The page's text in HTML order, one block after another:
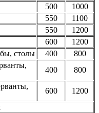
500
1000
550
1100
550
1200
600
1200
столы
400
800
400
800
600
1200